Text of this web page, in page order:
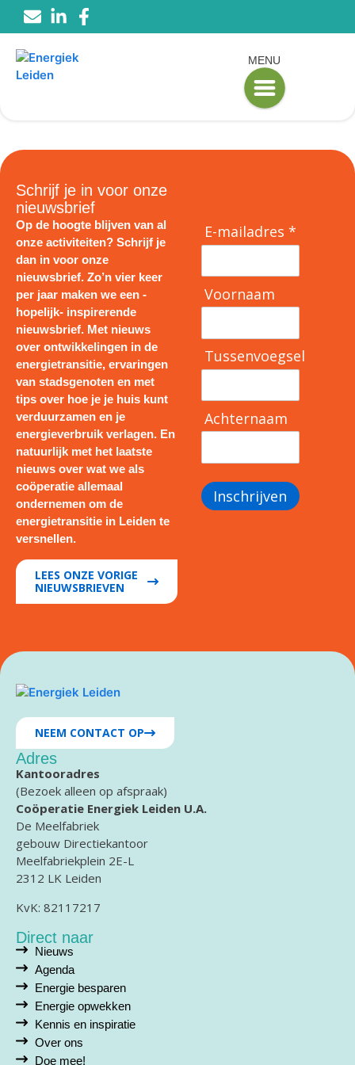
MENU
Schrijf je in voor onze
nieuwsbrief
Op de hoogte blijven van al
onze activiteiten? Schrijf je
dan in voor onze
nieuwsbrief. Zo’n vier keer
per jaar maken we een -
hopelijk- inspirerende
nieuwsbrief. Met nieuws
over ontwikkelingen in de
energietransitie, ervaringen
van stadsgenoten en met
tips over hoe je je huis kunt
verduurzamen en je
energieverbruik verlagen. En
natuurlijk met het laatste
nieuws over wat we als
coöperatie allemaal
ondernemen om de
energietransitie in Leiden te
versnellen.
LEES ONZE VORIGE
NIEUWSBRIEVEN
E-mailadres *
Voornaam
Tussenvoegsel
Achternaam
Inschrijven
NEEM CONTACT OP
Adres
Kantooradres
(Bezoek alleen op afspraak)
Coöperatie Energiek Leiden U.A.
De Meelfabriek
gebouw Directiekantoor
Meelfabriekplein 2E-L
2312 LK Leiden
KvK: 82117217
Direct naar
Nieuws
Agenda
Energie besparen
Energie opwekken
Kennis en inspiratie
Over ons
Doe mee!